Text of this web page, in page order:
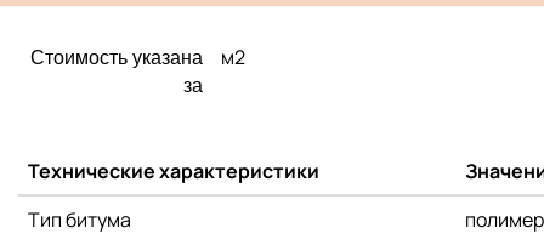
Стоимость указана
за
м2
Технические характеристики
Тип битума